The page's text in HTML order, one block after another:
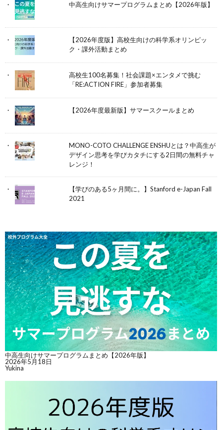
中高生向けサマープログラムまとめ【2026年版】
【2026年度版】高校生向けの科学系オリンピッ
ク・課外活動まとめ
高校生100名募集！社会課題×エンタメで挑む
「RE:ACTION FIRE」参加者募集
【2026年度最新版】サマースクールまとめ
MONO-COTO CHALLENGE ENSHUとは？中高生が
デザイン思考を学びカタチにする2日間の無料チャ
レンジ！
【学びのある5ヶ月間に。】Stanford e-Japan Fall
2021
中高生向けサマープログラムまとめ【2026年版】
2026年5月18日
Yukina